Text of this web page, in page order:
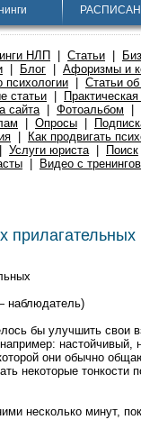
НЛП Статьи
Блог Афоризмы и
психологии Статьи
статьи
сайта| Фотоальбом
Опросы
Как продвигать
Услуги юриста| Поиск
Видео с
прилагательных
наблюдатель)
бы улучшить
они обычно
некоторые тонкости
несколько минут,